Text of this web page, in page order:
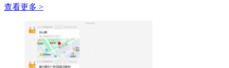
查看更多 >